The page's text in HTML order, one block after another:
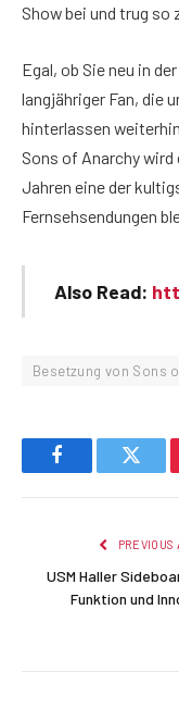
Show bei und trug so
Egal, ob Sie neu in
langjähriger Fan, die
hinterlassen
Sons of Anarchy wird
Jahren eine der
Fernsehsendungen
Also Read:
Besetzung von Sons
Facebook
USM Haller
Funktion und